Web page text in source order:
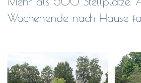
Wochenende nach Hause